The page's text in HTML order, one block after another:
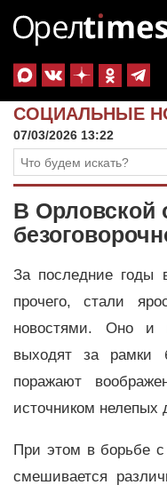
СОЦИАЛЬНЫЕ
07/03/2026 13:22
В Орловской
За последние годы
прочего, стали
новостями. Оно и
выходят за рамки
поражают
источником нелепых
При этом в борьбе
смешивается